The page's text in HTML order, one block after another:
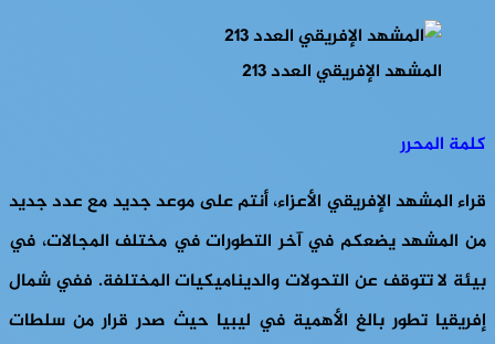
المشهد الإفريقي العدد 213
كلمة المحرر
قراء المشهد الإفريقي الأعزاء، أنتم على موعد جديد مع عدد جديد
من المشهد يضعكم في آخر التطورات في مختلف المجالات، في
بيئة لا تتوقف عن التحولات والديناميكيات المختلفة. ففي شمال
إفريقيا تطور بالغ الأهمية في ليبيا حيث صدر قرار من سلطات